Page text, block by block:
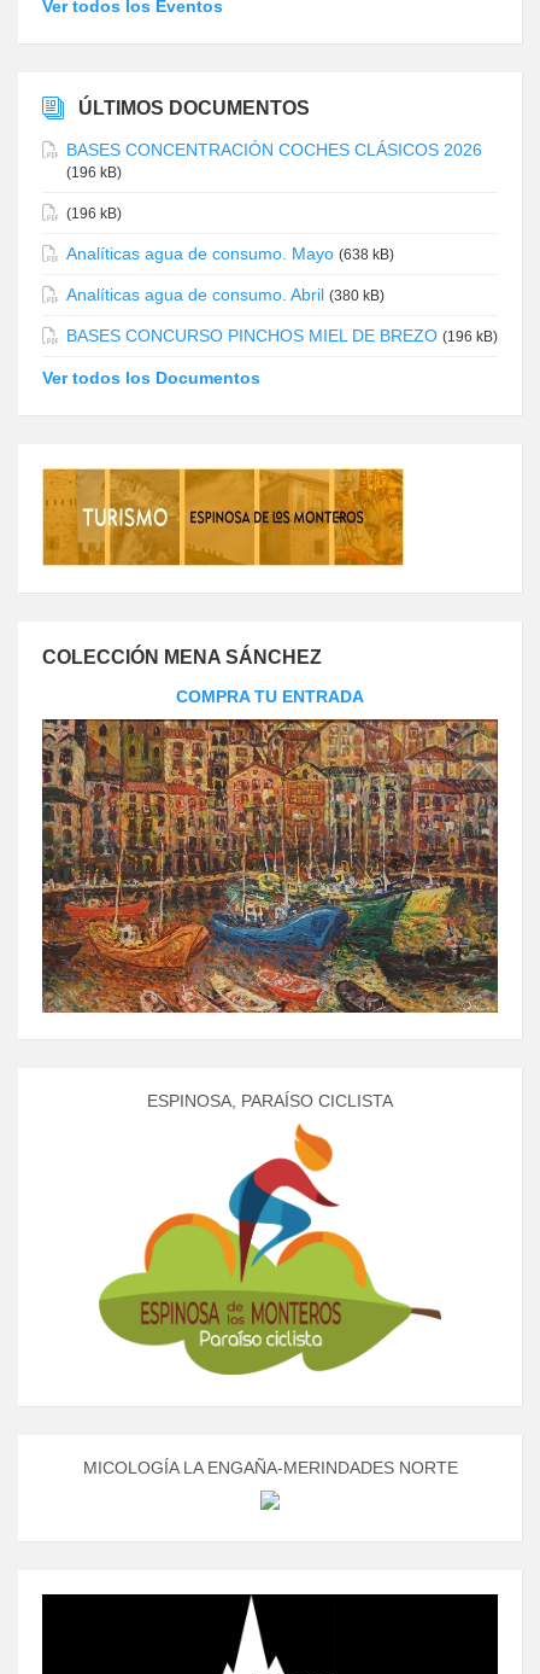
Ver todos los Eventos
ÚLTIMOS DOCUMENTOS
BASES CONCENTRACIÓN COCHES CLÁSICOS 2026
(196 kB)
(196 kB)
Analíticas agua de consumo. Mayo (638 kB)
Analíticas agua de consumo. Abril (380 kB)
BASES CONCURSO PINCHOS MIEL DE BREZO (196 kB)
Ver todos los Documentos
COLECCIÓN MENA SÁNCHEZ
COMPRA TU ENTRADA
ESPINOSA, PARAÍSO CICLISTA
MICOLOGÍA LA ENGAÑA-MERINDADES NORTE